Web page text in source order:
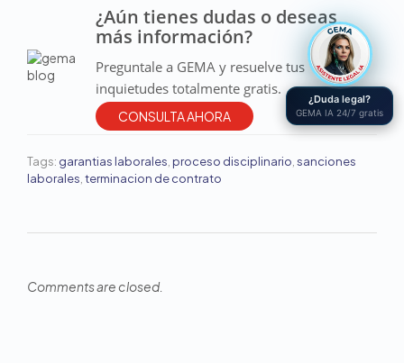
¿Aún tienes dudas o deseas
más información?
Preguntale a GEMA y resuelve tus
inquietudes totalmente gratis.
CONSULTA AHORA
Tags: garantias laborales proceso disciplinario sanciones
laborales terminacion de contrato
Comments are closed.
¿Duda legal?
GEMA IA 24/7 gratis